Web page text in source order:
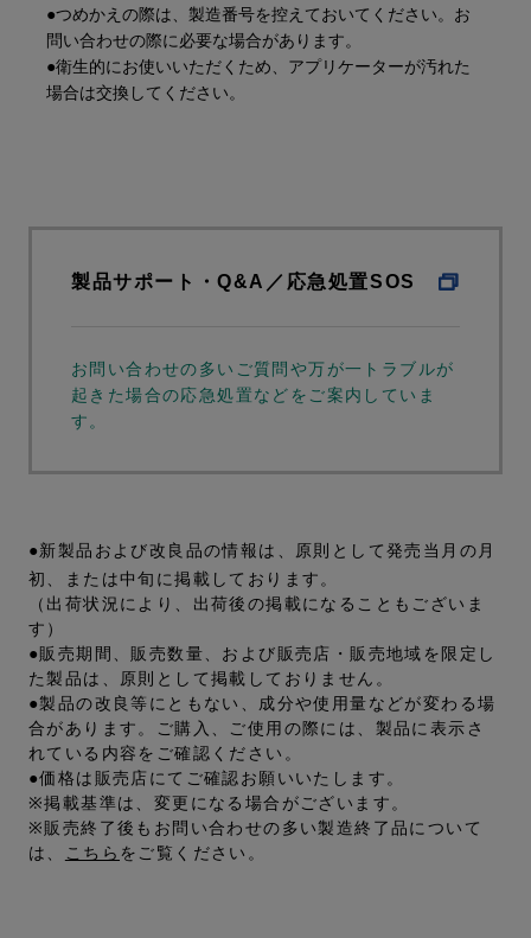
●つめかえの際は、製造番号を控えておいてください。お
問い合わせの際に必要な場合があります。
●衛生的にお使いいただくため、アプリケーターが汚れた
場合は交換してください。
製品サポート・Q&A／応急処置SOS
お問い合わせの多いご質問や万が一トラブルが
起きた場合の応急処置などをご案内していま
す。
●新製品および改良品の情報は、原則として発売当月の月
初、または中旬に掲載しております。
（出荷状況により、出荷後の掲載になることもございま
す）
●販売期間、販売数量、および販売店・販売地域を限定し
た製品は、原則として掲載しておりません。
●製品の改良等にともない、成分や使用量などが変わる場
合があります。ご購入、ご使用の際には、製品に表示さ
れている内容をご確認ください。
●価格は販売店にてご確認お願いいたします。
※掲載基準は、変更になる場合がございます。
※販売終了後もお問い合わせの多い製造終了品について
は、
こちら をご覧ください。